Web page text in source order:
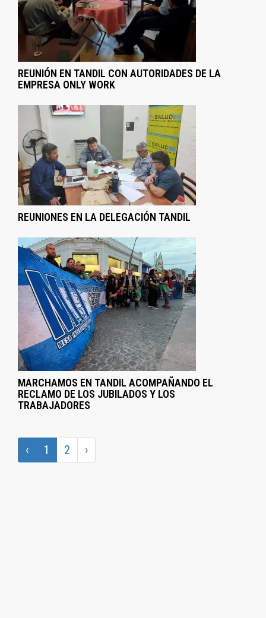
REUNIÓN EN TANDIL CON AUTORIDADES DE LA
EMPRESA ONLY WORK
REUNIONES EN LA DELEGACIÓN TANDIL
MARCHAMOS EN TANDIL ACOMPAÑANDO EL
RECLAMO DE LOS JUBILADOS Y LOS
TRABAJADORES
‹ 1 2 ›